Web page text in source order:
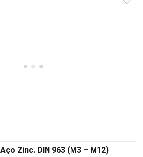
Zinc. DIN 963 (M3 – M12)